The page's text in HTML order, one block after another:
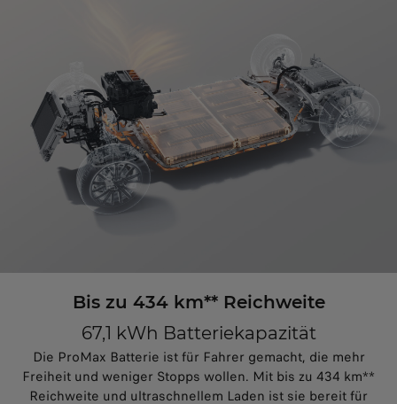
Bis zu 434 km** Reichweite
67,1 kWh Batteriekapazität
Die ProMax Batterie ist für Fahrer gemacht, die mehr
Freiheit und weniger Stopps wollen. Mit bis zu 434 km**
Reichweite und ultraschnellem Laden ist sie bereit für